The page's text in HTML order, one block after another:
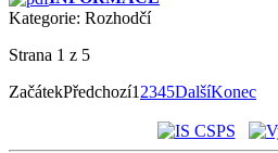
Kategorie: Rozhodčí
Strana 1 z 5
ZačátekPředchozí12345DalšíKonec